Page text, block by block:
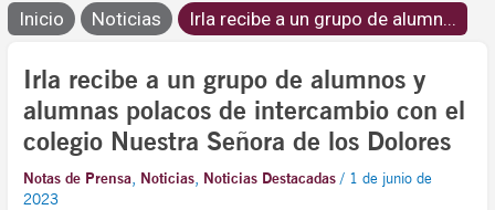
Inicio Noticias Irla recibe a un grupo de alumn...
Irla recibe a un grupo de alumnos y
alumnas polacos de intercambio con el
colegio Nuestra Señora de los Dolores
Notas de Prensa, Noticias, Noticias Destacadas / 1 de junio de
2023